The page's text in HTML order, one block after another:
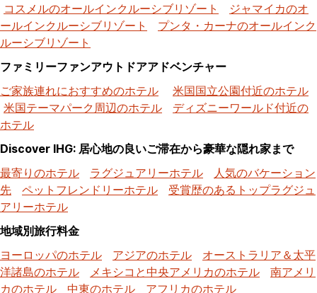
コスメルのオールインクルーシブリゾート
ジャマイカのオ
ールインクルーシブリゾート
プンタ・カーナのオールインク
ルーシブリゾート
ファミリーファンアウトドアアドベンチャー
ご家族連れにおすすめのホテル
米国国立公園付近のホテル
米国テーマパーク周辺のホテル
ディズニーワールド付近の
ホテル
Discover IHG: 居心地の良いご滞在から豪華な隠れ家まで
最寄りのホテル
ラグジュアリーホテル
人気のバケーション
先
ペットフレンドリーホテル
受賞歴のあるトップラグジュ
アリーホテル
地域別旅行料金
ヨーロッパのホテル
アジアのホテル
オーストラリア＆太平
洋諸島のホテル
メキシコと中央アメリカのホテル
南アメリ
カのホテル
中東のホテル アフリカのホテル